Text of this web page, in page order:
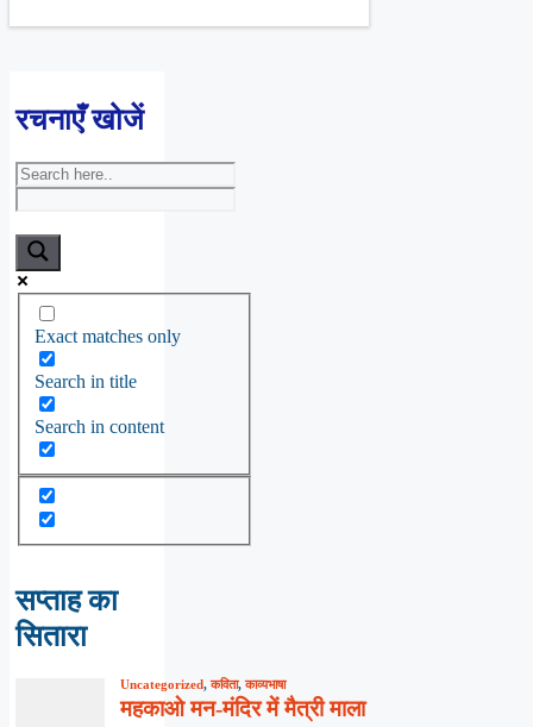
रचनाएँ खोजें
Exact matches only
Search in title
Search in content
सप्ताह का
सितारा
Uncategorized,कविता,काव्यभाषा
महकाओ मन-मंदिर में मैत्री माला